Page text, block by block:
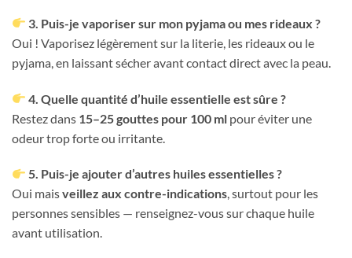
3. Puis-je vaporiser sur mon pyjama ou mes rideaux ?
Oui ! Vaporisez légèrement sur la literie, les rideaux ou le
pyjama, en laissant sécher avant contact direct avec la peau.
4. Quelle quantité d’huile essentielle est sûre ?
Restez dans 15–25 gouttes pour 100 ml pour éviter une
odeur trop forte ou irritante.
5. Puis-je ajouter d’autres huiles essentielles ?
Oui maisveillez aux contre-indications, surtout pour les
personnes sensibles — renseignez-vous sur chaque huile
avant utilisation.